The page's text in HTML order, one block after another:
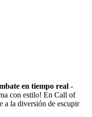
en tiempo real -
con estilo! En Call of
a la diversión de escupir